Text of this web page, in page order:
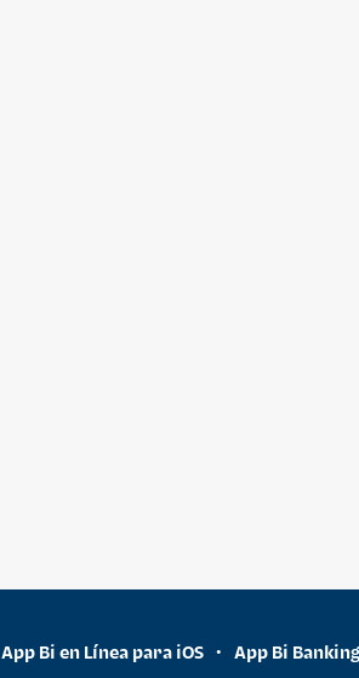
App Bi en Línea para iOS • App Bi